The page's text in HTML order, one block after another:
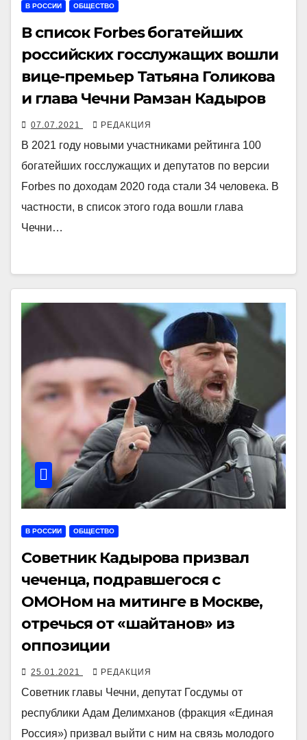
В РОССИИ ОБЩЕСТВО
В список Forbes богатейших
российских госслужащих вошли
вице-премьер Татьяна Голикова
и глава Чечни Рамзан Кадыров
07.07.2021 РЕДАКЦИЯ
В 2021 году новыми участниками рейтинга 100
богатейших госслужащих и депутатов по версии
Forbes по доходам 2020 года стали 34 человека. В
частности, в список этого года вошли глава
Чечни…
В РОССИИ ОБЩЕСТВО
Советник Кадырова призвал
чеченца, подравшегося с
ОМОНом на митинге в Москве,
отречься от «шайтанов» из
оппозиции
25.01.2021 РЕДАКЦИЯ
Советник главы Чечни, депутат Госдумы от
республики Адам Делимханов (фракция «Единая
Россия») призвал выйти с ним на связь молодого